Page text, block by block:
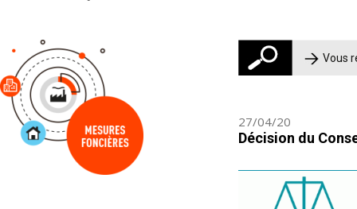
27/04/20
Décision du